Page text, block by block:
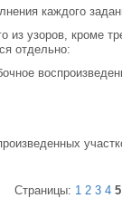
каждого
из узоров, кроме
отдельно:
Страницы: 1 2 3 4 5